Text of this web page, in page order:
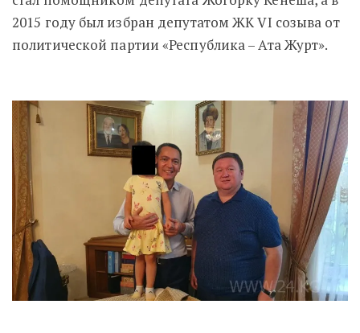
2015 году был избран депутатом ЖК VI созыва от
политической партии «Республика – Ата Журт».